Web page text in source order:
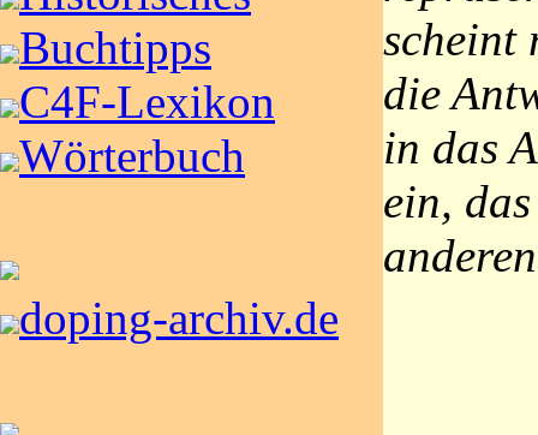
Buchtipps
C4F-Lexikon
Wörterbuch
doping-archiv.de
scheint
die
in das
ein,